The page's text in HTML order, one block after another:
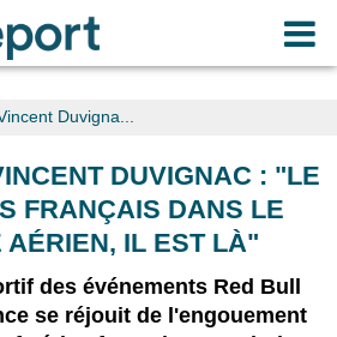
Duvigna...
DUVIGNAC : "LE
FRANÇAIS DANS LE
AÉRIEN, IL EST LÀ"
des événements Red Bull
se réjouit de l'engouement